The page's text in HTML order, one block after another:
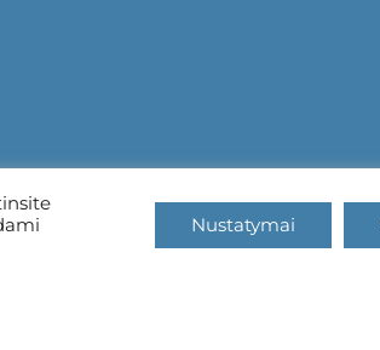
Nustatymai